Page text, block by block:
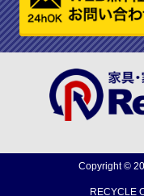
Copyright ©
RECYCLE